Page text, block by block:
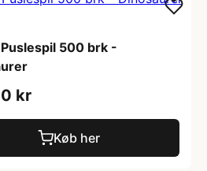
500 brk -
kr
Køb her